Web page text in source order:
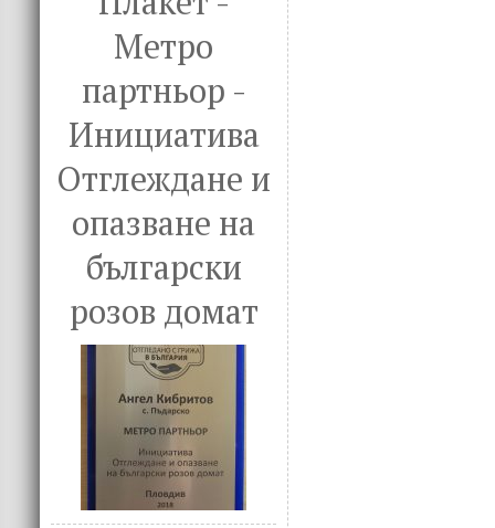
Метро
партньор -
Инициатива
Отглеждане и
опазване на
български
розов домат